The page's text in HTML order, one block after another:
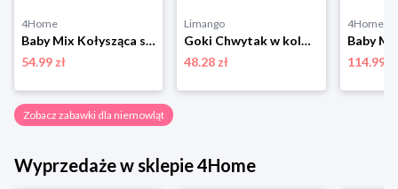
4Home
Baby Mix Kołysząca się zabawka pingwin różowy, 14 cm
54.99 zł
Limango
Goki Chwytak w kolorze beżowo-jasnoróżowym - 0+ rozmiar: onesize
48.28 zł
4Home
114.99 zł
Zobacz zabawki dla niemowląt
Wyprzedaże w sklepie 4Home